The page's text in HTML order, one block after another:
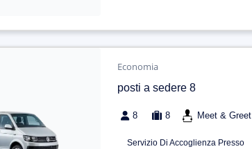
Economia
posti a sedere 8
8 8 Meet & Greet
Servizio Di Accoglienza Presso